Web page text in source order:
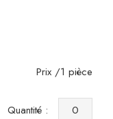
Prix /1 pièce
Quantité :